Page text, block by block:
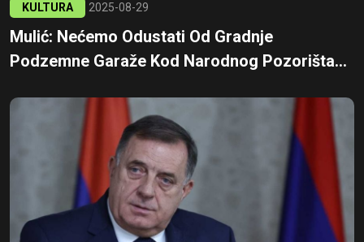
KULTURA 2025-08-29
Mulić: Nećemo Odustati Od Gradnje
Podzemne Garaže Kod Narodnog Pozorišta...